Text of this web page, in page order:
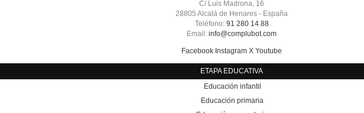
C/ Luis Madrona, 16
28805 Alcalá de Henares - España
Teléfono: 91 280 14 88
Email: info@complubot.com
Facebook Instagram X Youtube
ETAPA EDUCATIVA
Educación infantil
Educación primaria